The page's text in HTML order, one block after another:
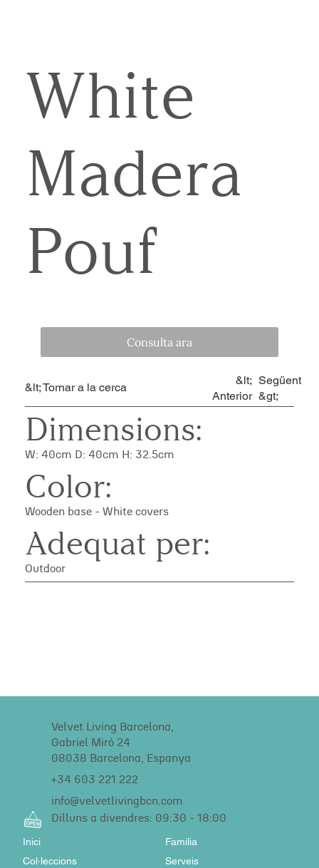
&lt; Tornar a la cerca
&lt;
Anterior
Següent
&gt;
Dimensions:
Color:
Adequat per:
W: 40cm D: 40cm H: 32.5cm
Wooden base - White covers
Outdoor
White
Madera
Pouf
Consulta ara
info@velvetlivingbcn.com
+34 603 221 222
Velvet Living Barcelona,
Gabriel Miró 24
08038 Barcelona, Espanya
Dilluns a divendres: 09:30 - 18:00
Col·leccions Serveis
Inici Familia